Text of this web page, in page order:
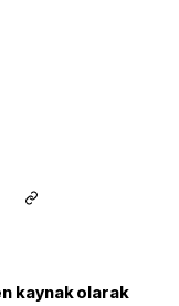
kaynak olarak